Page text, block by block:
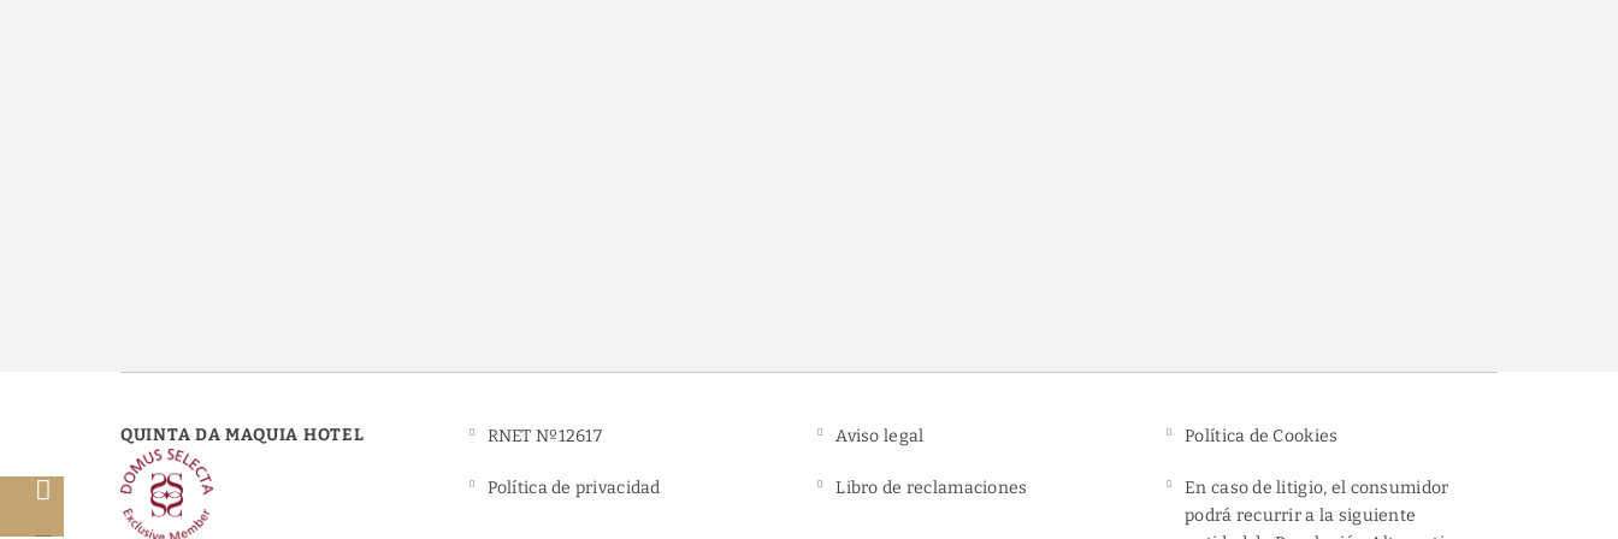
QUINTA DA MAQUIA HOTEL RNET Nº12617 Aviso legal Política de Cookies
Política de privacidad Libro de reclamaciones
En caso de litigio, el consumidor
podrá recurrir a la siguiente